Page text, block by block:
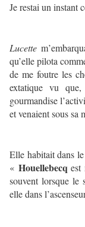
Je restai un instant
Lucette
qu’elle pilota
de me foutre les
extatique vu
gourmandise
et venaient sous sa
Elle habitait dans
« Houellebecq est
souvent lorsque
elle dans